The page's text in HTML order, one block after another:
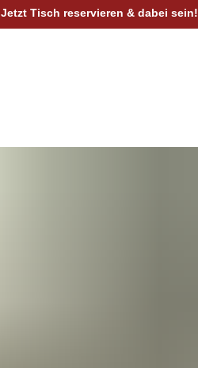
Jetzt Tisch reservieren & dabei sein!